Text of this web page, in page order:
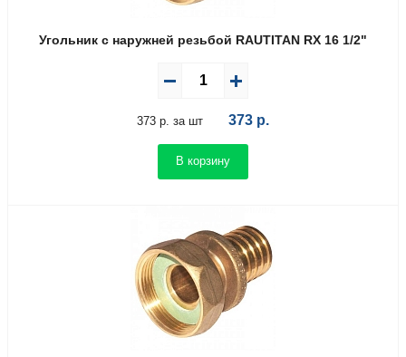
Угольник с наружней резьбой RAUTITAN RX 16 1/2"
373 р. за шт 373 р.
В корзину